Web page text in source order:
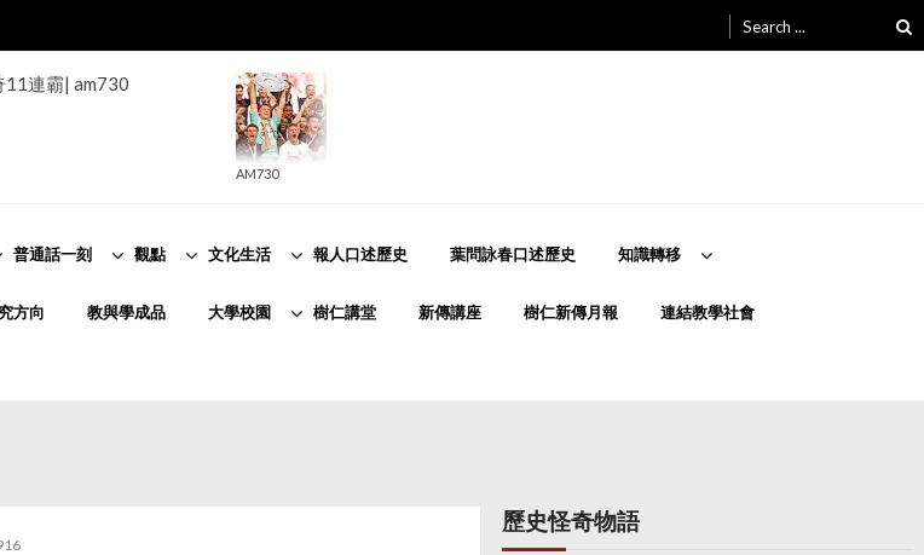
for:
11連霸| am730
AM730
普通話一刻 觀點 文化生活 報人口述歷史 葉問詠春口述歷史 知識轉移
方向 教與學成品 大學校園 樹仁講堂 新傳講座 樹仁新傳月報 連結教學社會
歷史怪奇物語